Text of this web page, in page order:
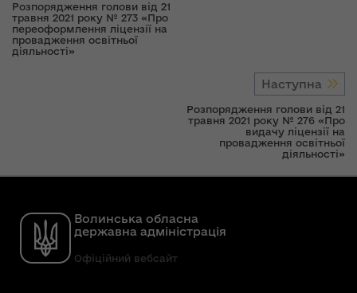
Розпорядження голови від 21
травня 2021 року № 273 «Про
переоформлення ліцензії на
провадження освітньої
діяльності»
Наступна
Розпорядження голови від 21
травня 2021 року № 276 «Про
видачу ліцензії на
провадження освітньої
діяльності»
Волинська обласна
державна адміністрація
Офіційний вебсайт